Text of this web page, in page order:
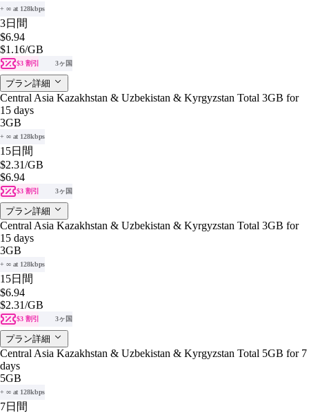
+ ∞ at 128kbps
3日間
$6.94
$1.16/GB
$3 割引 3ヶ国
プラン詳細
Central Asia Kazakhstan & Uzbekistan & Kyrgyzstan Total 3GB for
15 days
3GB
+ ∞ at 128kbps
15日間
$2.31/GB
$6.94
$3 割引 3ヶ国
プラン詳細
Central Asia Kazakhstan & Uzbekistan & Kyrgyzstan Total 3GB for
15 days
3GB
+ ∞ at 128kbps
15日間
$6.94
$2.31/GB
$3 割引 3ヶ国
プラン詳細
Central Asia Kazakhstan & Uzbekistan & Kyrgyzstan Total 5GB for 7
days
5GB
+ ∞ at 128kbps
7日間